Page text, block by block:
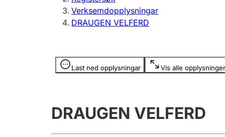
Verksemdopplysningar
DRAUGEN VELFERD
Last ned opplysningar Vis alle opplysninger
Opplysninger er skjult
DRAUGEN VELFERD